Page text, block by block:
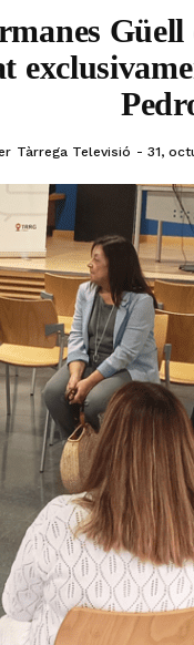
Tàrrega Televisió 31,